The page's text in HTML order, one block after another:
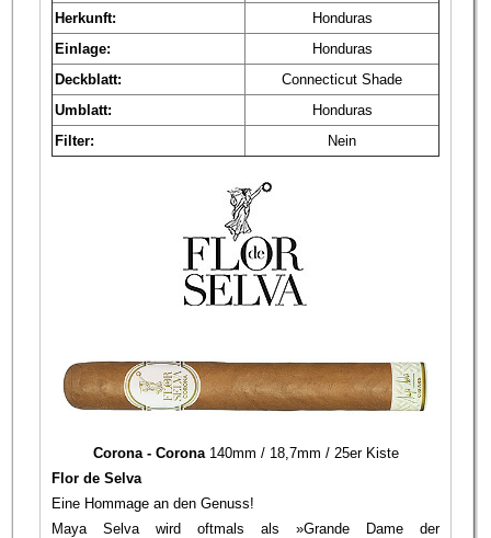
Herkunft:
Honduras
Einlage:
Honduras
Deckblatt:
Connecticut Shade
Umblatt:
Honduras
Filter:
Nein
Corona - Corona 140mm / 18,7mm / 25er Kiste
Flor de Selva
Eine Hommage an den Genuss!
Maya Selva wird oftmals als »Grande Dame der